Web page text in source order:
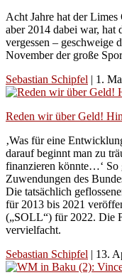
Acht Jahre hat der
aber 2014 dabei war, hat
vergessen – geschweige
November der große
Sebastian Schipfel | 1.
Reden wir über Geld!
‚Was für eine
darauf beginnt man zu
finanzieren könnte…‘ So
Zuwendungen des
Die tatsächlich
für 2013 bis 2021
(„SOLL“) für 2022. Die
vervielfacht.
Sebastian Schipfel | 13.